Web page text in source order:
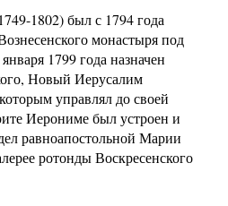
1802) был с 1794 года
монастыря под
1799 года назначен
Новый Иерусалим
управлял до своей
Иерониме был устроен и
равноапостольной Марии
ротонды Воскресенского